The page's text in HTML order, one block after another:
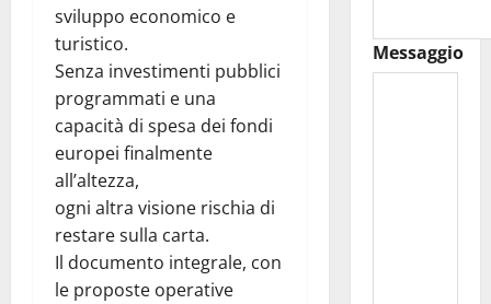
sviluppo economico e
turistico.
Senza investimenti pubblici
programmati e una
capacità di spesa dei fondi
europei finalmente
all’altezza,
ogni altra visione rischia di
restare sulla carta.
Il documento integrale, con
le proposte operative
Messaggio